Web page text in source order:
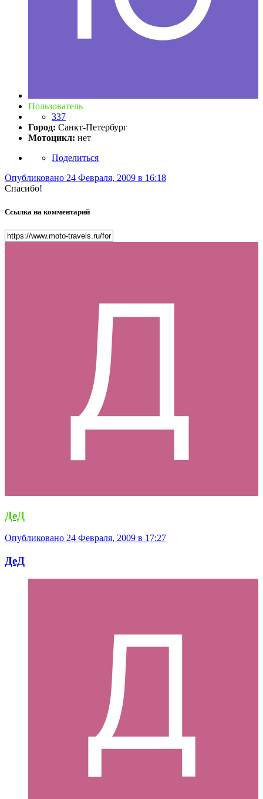
Пользователь
337
Город: Cанкт-Петербург
Мотоцикл: нет
Поделиться
Опубликовано 24 Февраля, 2009 в 16:18
Спасибо!
Ссылка на комментарий
ДеД
Опубликовано 24 Февраля, 2009 в 17:27
ДеД